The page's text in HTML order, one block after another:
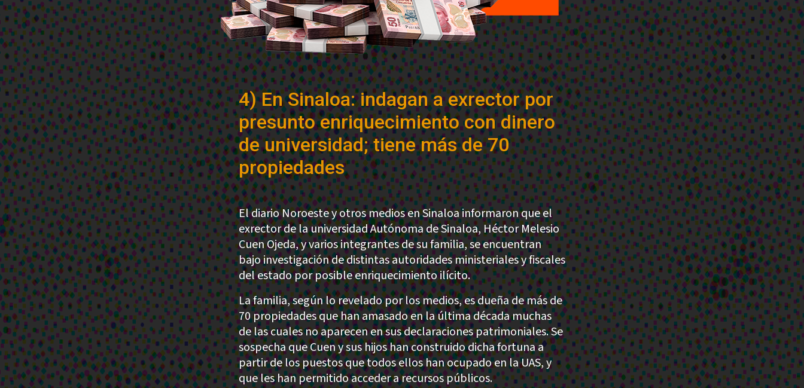
4) En Sinaloa: indagan a exrector por
presunto enriquecimiento con dinero
de universidad; tiene más de 70
propiedades
El diario Noroeste y otros medios en Sinaloa informaron que el
exrector de la universidad Autónoma de Sinaloa, Héctor Melesio
Cuen Ojeda, y varios integrantes de su familia, se encuentran
bajo investigación de distintas autoridades ministeriales y fiscales
del estado por posible enriquecimiento ilícito.
La familia, según lo revelado por los medios, es dueña de más de
70 propiedades que han amasado en la última década muchas
de las cuales no aparecen en sus declaraciones patrimoniales. Se
sospecha que Cuen y sus hijos han construido dicha fortuna a
partir de los puestos que todos ellos han ocupado en la UAS, y
que les han permitido acceder a recursos públicos.